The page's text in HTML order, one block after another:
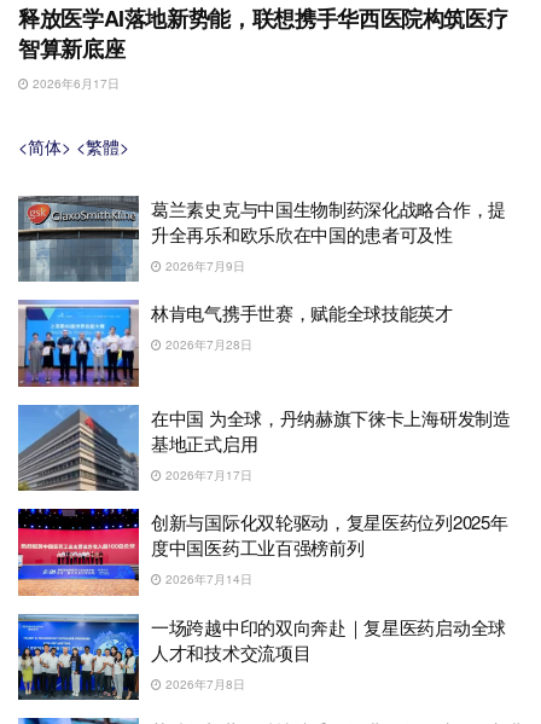
释放医学AI落地新势能，联想携手华西医院构筑医疗
智算新底座
2026年6月17日
<简体> <繁體>
葛兰素史克与中国生物制药深化战略合作，提
升全再乐和欧乐欣在中国的患者可及性
2026年7月9日
林肯电气携手世赛，赋能全球技能英才
2026年7月28日
在中国 为全球，丹纳赫旗下徕卡上海研发制造
基地正式启用
2026年7月17日
创新与国际化双轮驱动，复星医药位列2025年
度中国医药工业百强榜前列
2026年7月14日
一场跨越中印的双向奔赴｜复星医药启动全球
人才和技术交流项目
2026年7月8日